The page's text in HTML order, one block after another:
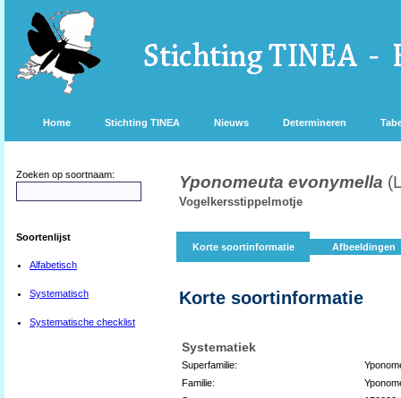
Home Stichting TINEA Nieuws Determineren
Zoeken op soortnaam:
Soortenlijst
Alfabetisch
Systematisch
Systematische checklist
Yponomeuta evonymella
Vogelkersstippelmotje
Korte soortinformatie Afbeeldingen
Korte soortinformatie
Systematiek
Superfamilie:
Familie: